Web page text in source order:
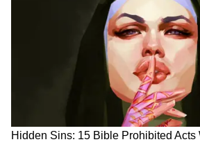
Onam Special Trains: ओणम
से पहले रेलवे का बड़ा तोहफा, 112
स्पेशल ट्रेनें बढ़ाएंगी घर पहुंचने के
J&K
काफिले
टक्कर,